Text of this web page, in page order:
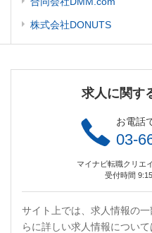
株式会社DONUTS
求人に関す
お電話
03-
マイナビ転職クリエ
受付時間
サイト上では、求人情報の
らに詳しい求人情報につい